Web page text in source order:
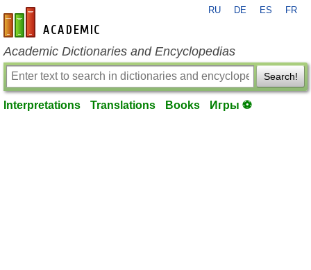
en-academic.com
RU DE ES FR
Academic Dictionaries and Encyclopedias
Search!
Interpretations Translations Books Игры ⚽